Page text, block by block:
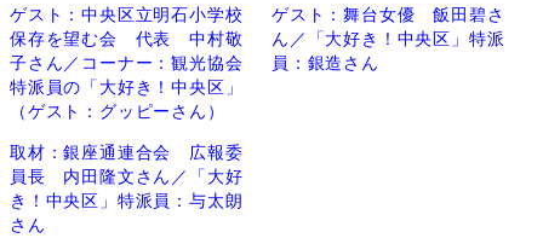
ゲスト：中央区立明石小学校
保存を望む会 代表 中村敬
子さん／コーナー：観光協会
特派員の「大好き！中央区」
（ゲスト：グッピーさん）
ゲスト：舞台女優 飯田碧さ
ん／「大好き！中央区」特派
員：銀造さん
取材：銀座通連合会 広報委
員長 内田隆文さん／「大好
き！中央区」特派員：与太朗
さん